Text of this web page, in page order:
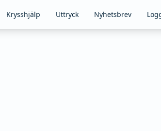
Krysshjälp Uttryck Nyhetsbrev